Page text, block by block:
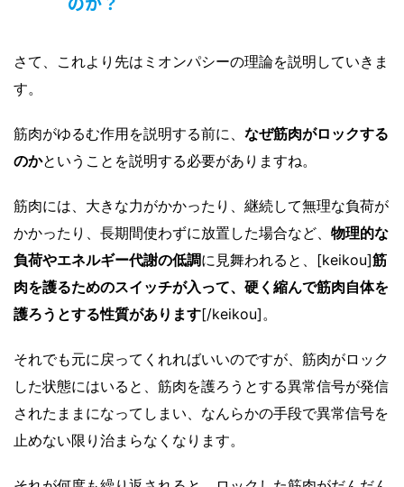
さて、これより先はミオンパシーの理論を説明していきま
す。
筋肉がゆるむ作用を説明する前に、 なぜ筋肉がロックする
のかということを説明する必要がありますね。
筋肉には、大きな力がかかったり、継続して無理な負荷が
かかったり、長期間使わずに放置した場合など、 物理的な
負荷やエネルギー代謝の低調に見舞われると、[keikou]筋
肉を護るためのスイッチが入って、硬く縮んで筋肉自体を
護ろうとする性質があります[/keikou]。
それでも元に戻ってくれればいいのですが、筋肉がロック
した状態にはいると、筋肉を護ろうとする異常信号が発信
されたままになってしまい、なんらかの手段で異常信号を
止めない限り治まらなくなります。